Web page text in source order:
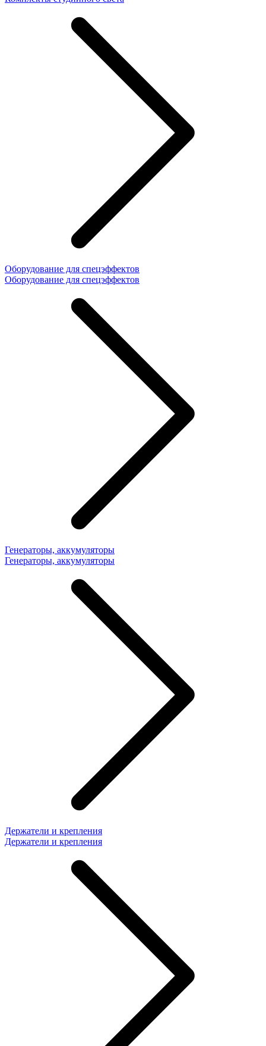
Оборудование для спецэффектов
Оборудование для спецэффектов
Генераторы, аккумуляторы
Генераторы, аккумуляторы
Держатели и крепления
Держатели и крепления